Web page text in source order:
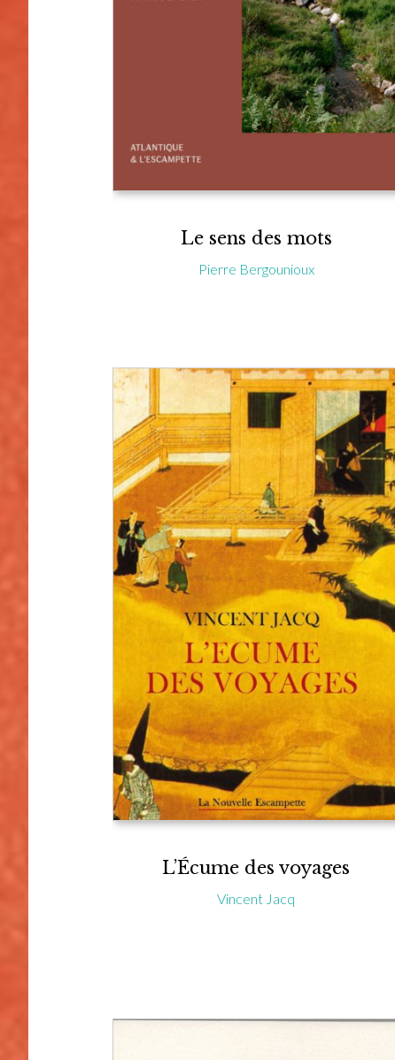
Le sens des mots
Pierre Bergounioux
L’Écume des voyages
Vincent Jacq